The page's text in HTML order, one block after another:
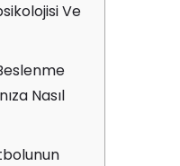
Ve
Nasıl